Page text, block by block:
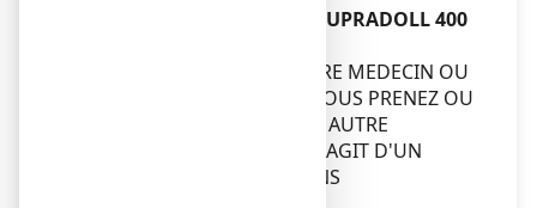
Autres médicaments et IBUPRADOLL 400
VEUILLEZ INDIQUER A VOTRE MEDECIN OU
A VOTRE PHARMACIEN SI VOUS PRENEZ OU
AVEZ PRIS RECEMMENT UN AUTRE
MEDICAMENT, MEME S'IL S'AGIT D'UN
MEDICAMENT OBTENU SANS